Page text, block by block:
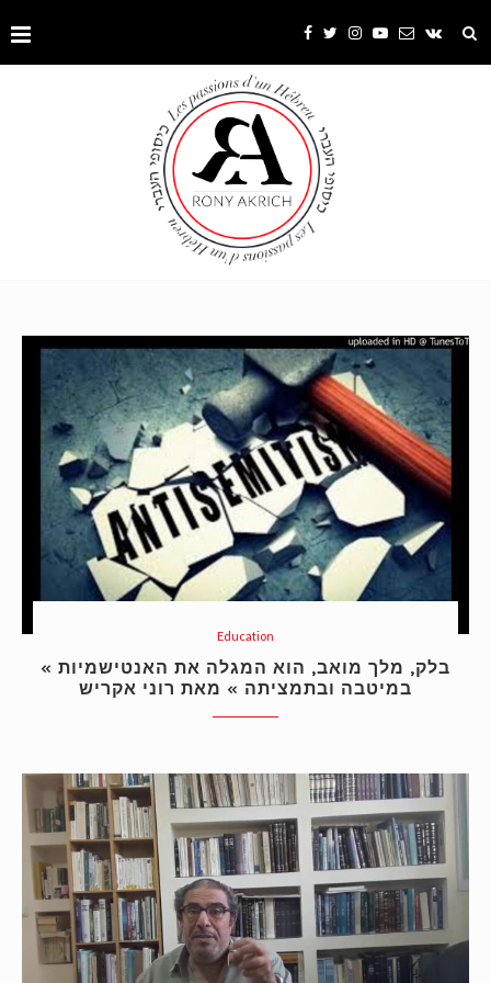
Education
« בלק, מלך מואב, הוא המגלה את האנטישמיות
במיטבה ובתמציתה » מאת רוני אקריש